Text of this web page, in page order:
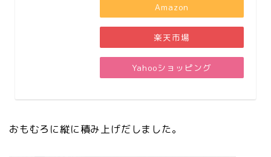
Amazon
楽天市場
Yahooショッピング
おもむろに縦に積み上げだしました。